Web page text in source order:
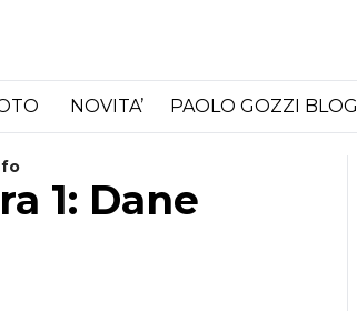
NOVITA’ PAOLO GOZZI BLOG
1: Dane